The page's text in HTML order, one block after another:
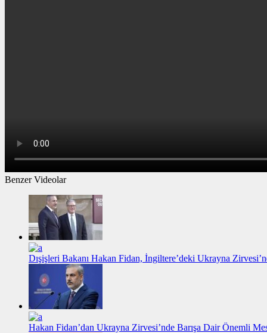
Benzer Videolar
Dışişleri Bakanı Hakan Fidan, İngiltere’deki Ukrayna
Hakan Fidan’dan Ukrayna Zirvesi’nde Barışa Dair Önemli